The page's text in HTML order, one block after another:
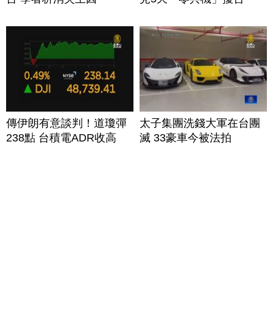
傳伊朗有意談判！道瓊彈
238點 台積電ADR收高
太子集團洗錢大軍在台團
滅 33豪車今被法拍